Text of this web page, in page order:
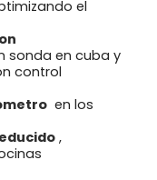
el
sonda en cuba y
control
en los
,